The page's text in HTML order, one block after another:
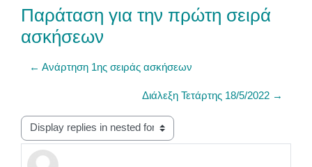
Παράταση για την πρώτη σειρά
ασκήσεων
← Ανάρτηση 1ης σειράς ασκήσεων
Διάλεξη Τετάρτης 18/5/2022 →
Display mode